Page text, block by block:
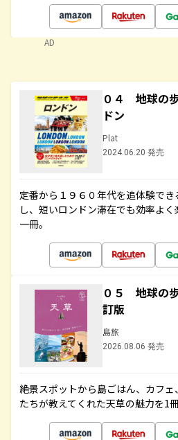
AD
０４ 地球の
ドン
Plat
2024.06.20 発売
定番から１９６０年代を追体験で
し、短いロンドン滞在でも効率よ
一冊。
０５ 地球の
訂版
島旅
2026.08.06 発売
絶景スポットから島ごはん、カフ
たちが教えてくれた天草の魅力を1